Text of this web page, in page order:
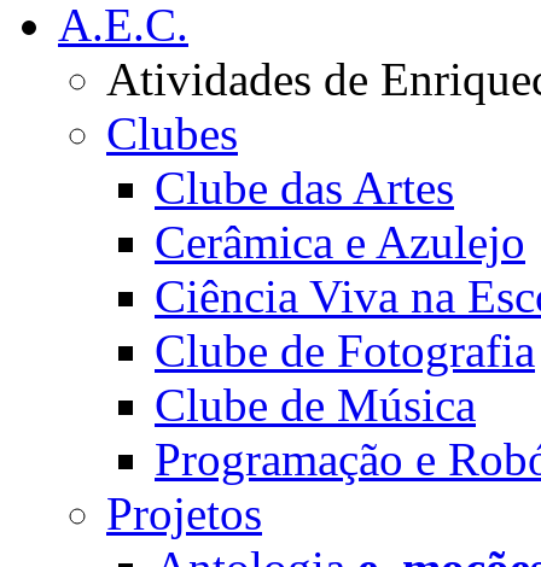
A.E.C.
Atividades de
Clubes
Clube das Artes
Cerâmica e Azulejo
Ciência Viva na
Clube de Fotografia
Clube de Música
Programação e
Projetos